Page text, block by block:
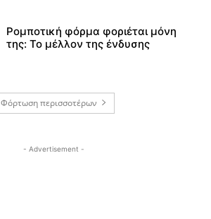
Ρομποτική φόρμα φοριέται μόνη
της: Το μέλλον της ένδυσης
Φόρτωση περισσοτέρων
- Advertisement -